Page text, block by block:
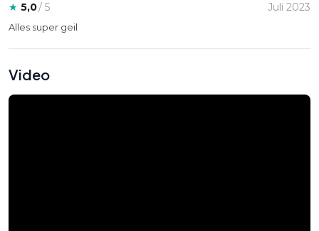
★ 5,0/ 5 Juli 2023
Alles super geil
Video